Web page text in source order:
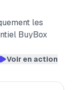
les
BuyBox
Voir en action